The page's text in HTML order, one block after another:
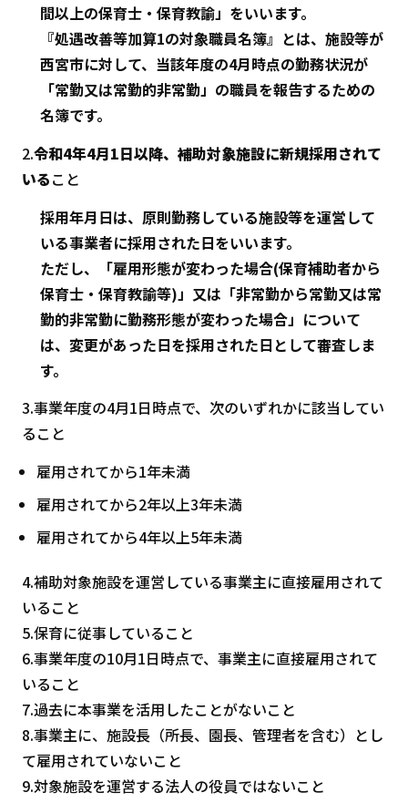
間以上の保育士・保育教諭」をいいます。
『処遇改善等加算1の対象職員名簿』とは、施設等が
西宮市に対して、当該年度の4月時点の勤務状況が
「常勤又は常勤的非常勤」の職員を報告するための
名簿です。
2.令和4年4月1日以降、補助対象施設に新規採用されて
いること
採用年月日は、原則勤務している施設等を運営して
いる事業者に採用された日をいいます。
ただし、「雇用形態が変わった場合(保育補助者から
保育士・保育教諭等)」又は「非常勤から常勤又は常
勤的非常勤に勤務形態が変わった場合」について
は、変更があった日を採用された日として審査しま
す。
3.事業年度の4月1日時点で、次のいずれかに該当してい
ること
雇用されてから1年未満
雇用されてから2年以上3年未満
雇用されてから4年以上5年未満
4.補助対象施設を運営している事業主に直接雇用されて
いること
5.保育に従事していること
6.事業年度の10月1日時点で、事業主に直接雇用されて
いること
7.過去に本事業を活用したことがないこと
8.事業主に、施設長（所長、園長、管理者を含む）とし
て雇用されていないこと
9.対象施設を運営する法人の役員ではないこと